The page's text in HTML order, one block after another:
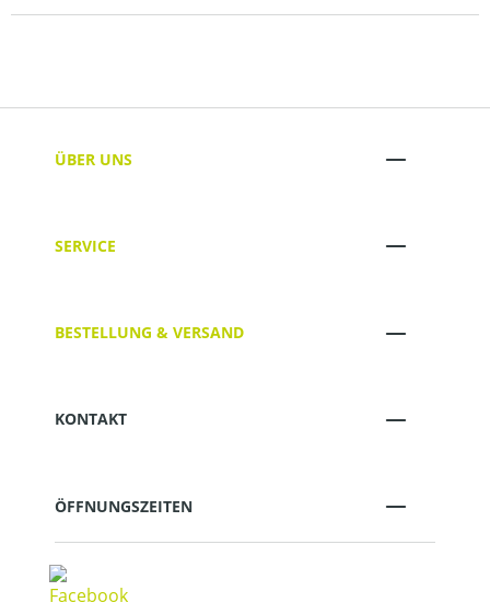
ÜBER UNS
SERVICE
BESTELLUNG & VERSAND
KONTAKT
ÖFFNUNGSZEITEN